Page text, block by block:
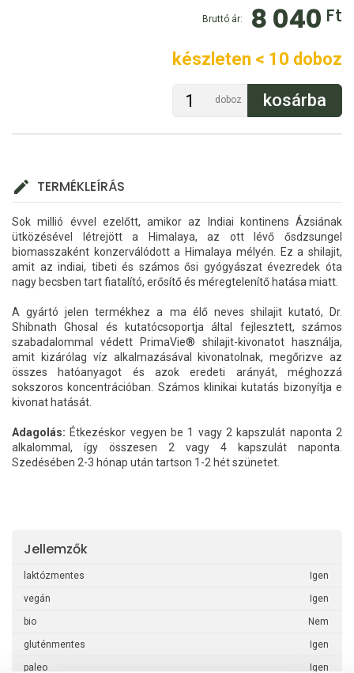
Bruttó ár: 8 040 Ft
készleten < 10 doboz
doboz
TERMÉKLEÍRÁS
Sok millió évvel ezelőtt, amikor az Indiai kontinens Ázsiának
ütközésével létrejött a Himalaya, az ott lévő ősdzsungel
biomasszaként konzerválódott a Himalaya mélyén. Ez a shilajit,
amit az indiai, tibeti és számos ősi gyógyászat évezredek óta
nagy becsben tart fiatalító, erősítő és méregtelenítő hatása miatt.
A gyártó jelen termékhez a ma élő neves shilajit kutató, Dr.
Shibnath Ghosal és kutatócsoportja által fejlesztett, számos
szabadalommal védett PrimaVie® shilajit-kivonatot használja,
amit kizárólag víz alkalmazásával kivonatolnak, megőrizve az
összes hatóanyagot és azok eredeti arányát, méghozzá
sokszoros koncentrációban. Számos klinikai kutatás bizonyítja e
kivonat hatását.
Adagolás: Étkezéskor vegyen be 1 vagy 2 kapszulát naponta 2
alkalommal, így összesen 2 vagy 4 kapszulát naponta.
Szedésében 2-3 hónap után tartson 1-2 hét szünetet.
Jellemzők
laktózmentes Igen
vegán Igen
bio Nem
gluténmentes Igen
paleo Igen